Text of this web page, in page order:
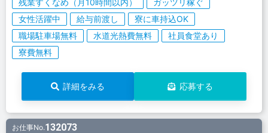
女性活躍中
給与前渡し
寮に車持込OK
職場駐車場無料
水道光熱費無料
社員食堂あり
寮費無料
詳細をみる 応募する
お仕事No.132073